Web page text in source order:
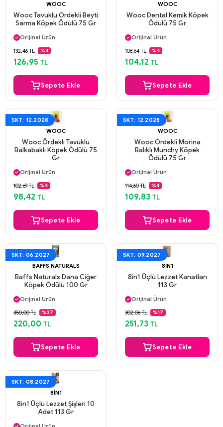
WOOC
Wooc Tavuklu Ördekli Beyti
Sarma Köpek Ödülü 75 Gr
Aynı Gün Kargo
Orijinal Ürün
Güvenli Ödeme
Aynı Gün Kargo
132,46 TL %4
126,95 TL
Sepete Ekle
WOOC
Wooc Dental Kemik Köpek
Ödülü 75 Gr
Aynı Gün Kargo
Orijinal Ürün
Güvenli Ödeme
Aynı Gün Kargo
108,64 TL %4
104,12 TL
Sepete Ekle
SKT: 12.2028
WOOC
Wooc Ördekli Tavuklu
Balkabaklı Köpek Ödülü 75
Gr
Aynı Gün Kargo
Orijinal Ürün
Güvenli Ödeme
Aynı Gün Kargo
102,69 TL %4
98,42 TL
Sepete Ekle
SKT: 12.2028
WOOC
Wooc Ördekli Morina
Balıklı Munchy Köpek
Ödülü 75 Gr
Aynı Gün Kargo
Orijinal Ürün
Güvenli Ödeme
Aynı Gün Kargo
114,60 TL %4
109,83 TL
Sepete Ekle
SKT: 06.2027
BAFFS NATURALS
Baffs Naturals Dana Ciğer
Köpek Ödülü 100 Gr
Aynı Gün Kargo
Orijinal Ürün
Güvenli Ödeme
Aynı Gün Kargo
350,00 TL %37
220,00 TL
Sepete Ekle
SKT: 09.2027
8IN1
8in1 Üçlü Lezzet Kanatları
113 Gr
Aynı Gün Kargo
Orijinal Ürün
Güvenli Ödeme
Aynı Gün Kargo
302,06 TL %17
251,73 TL
Sepete Ekle
SKT: 08.2027
8IN1
8in1 Üçlü Lezzet Şişleri 10
Adet 113 Gr
Aynı Gün Kargo